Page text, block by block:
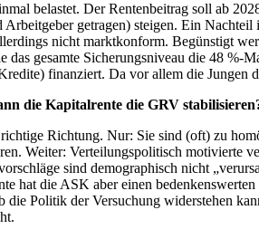
belastet. Der Rentenbeitrag soll ab
getragen) steigen. Ein
nicht marktkonform. Begünstigt
gesamte Sicherungsniveau die 48 %-
finanziert. Da vor allem die Jungen
die Kapitalrente die GRV
Richtung. Nur: Sie sind (oft) zu
Weiter: Verteilungspolitisch motivierte
sind demographisch nicht
hat die ASK aber einen
Politik der Versuchung widerstehen